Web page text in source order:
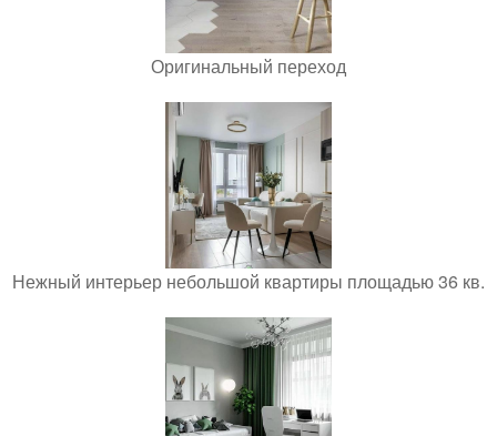
Оригинальный переход
Нежный интерьер небольшой квартиры площадью 36 кв.